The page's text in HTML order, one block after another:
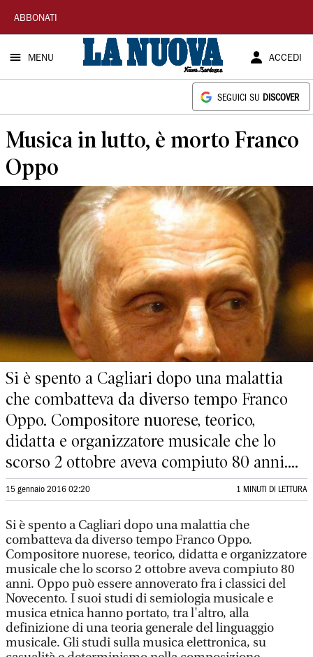
La
Nuova
Sardegna
ABBONATI
MENU ACCEDI
SEGUICI SU DISCOVER
Musica in lutto, è morto Franco
Oppo
Si è spento a Cagliari dopo una malattia
che combatteva da diverso tempo Franco
Oppo. Compositore nuorese, teorico,
didatta e organizzatore musicale che lo
scorso 2 ottobre aveva compiuto 80 anni....
15 gennaio 2016 02:20 1 MINUTI DI LETTURA
Si è spento a Cagliari dopo una malattia che
combatteva da diverso tempo Franco Oppo.
Compositore nuorese, teorico, didatta e organizzatore
musicale che lo scorso 2 ottobre aveva compiuto 80
anni. Oppo può essere annoverato fra i classici del
Novecento. I suoi studi di semiologia musicale e
musica etnica hanno portato, tra l'altro, alla
definizione di una teoria generale del linguaggio
musicale. Gli studi sulla musica elettronica, su